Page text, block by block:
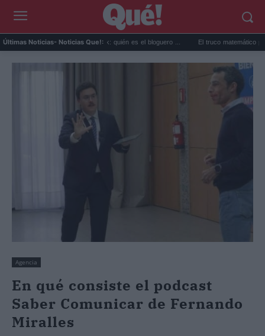
Últimas Noticias- Noticias Que!:
Perez Hilton directo TikTok: quién es el bloguero ... El truco matemático para
Agencia
En qué consiste el podcast
Saber Comunicar de Fernando
Miralles